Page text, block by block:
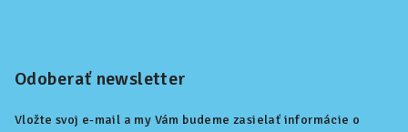
Odoberať newsletter
Vložte svoj e-mail a my Vám budeme zasielať informácie o